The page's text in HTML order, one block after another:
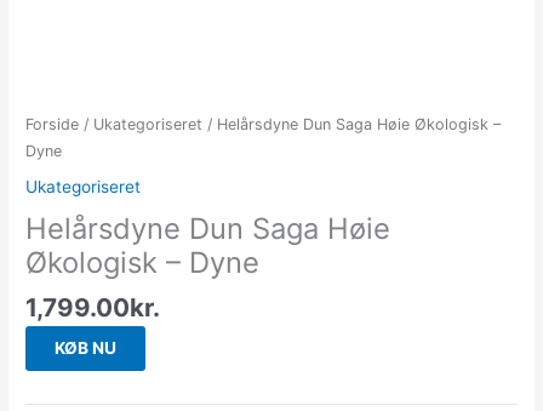
Forside / Ukategoriseret / Helårsdyne Dun Saga Høie Økologisk –
Dyne
Ukategoriseret
Helårsdyne Dun Saga Høie
Økologisk – Dyne
1,799.00kr.
KØB NU